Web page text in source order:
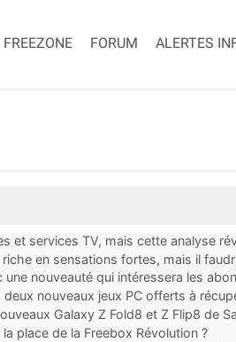
FREEZONE FORUM ALERTES
et services TV, mais cette analyse
en sensations fortes, mais il
une nouveauté qui intéressera les
nouveaux jeux PC offerts à
Galaxy Z Fold8 et Z Flip8 de
place de la Freebox Révolution ?